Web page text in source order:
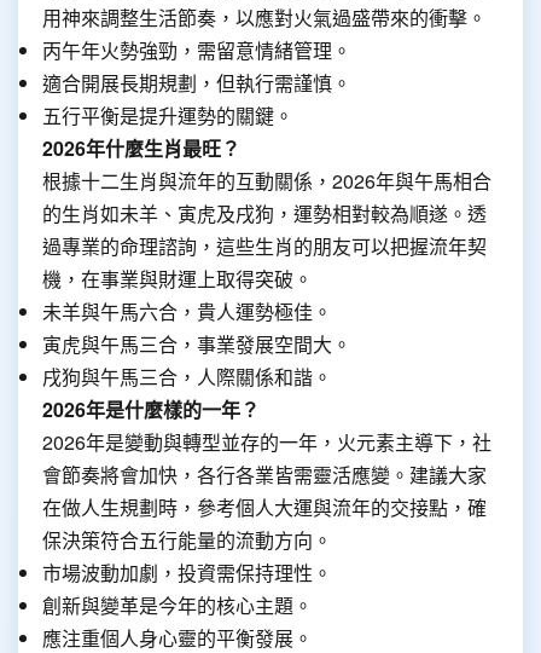
用神來調整生活節奏，以應對火氣過盛帶來的衝擊。
丙午年火勢強勁，需留意情緒管理。
適合開展長期規劃，但執行需謹慎。
五行平衡是提升運勢的關鍵。
2026年什麼生肖最旺？
根據十二生肖與流年的互動關係，2026年與午馬相合
的生肖如未羊、寅虎及戌狗，運勢相對較為順遂。透
過專業的命理諮詢，這些生肖的朋友可以把握流年契
機，在事業與財運上取得突破。
未羊與午馬六合，貴人運勢極佳。
寅虎與午馬三合，事業發展空間大。
戌狗與午馬三合，人際關係和諧。
2026年是什麼樣的一年？
2026年是變動與轉型並存的一年，火元素主導下，社
會節奏將會加快，各行各業皆需靈活應變。建議大家
在做人生規劃時，參考個人大運與流年的交接點，確
保決策符合五行能量的流動方向。
市場波動加劇，投資需保持理性。
創新與變革是今年的核心主題。
應注重個人身心靈的平衡發展。